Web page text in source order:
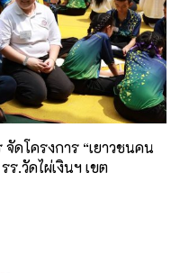
ดโครงการ “เยาวชนคน
.วัดไผ่เงินฯ เขต